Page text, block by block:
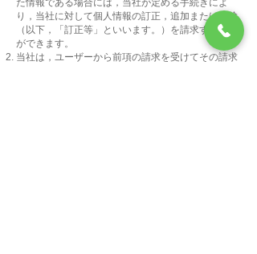
た情報である場合には，当社が定める手続きによ
り，当社に対して個人情報の訂正，追加または削除
（以下，「訂正等」といいます。）を請求すること
ができます。
当社は，ユーザーから前項の請求を受けてその請求